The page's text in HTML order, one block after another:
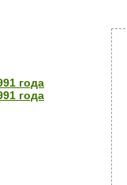
года
года